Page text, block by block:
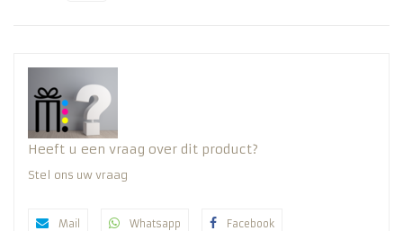
Heeft u een vraag over dit product?
Stel ons uw vraag
Mail Whatsapp Facebook